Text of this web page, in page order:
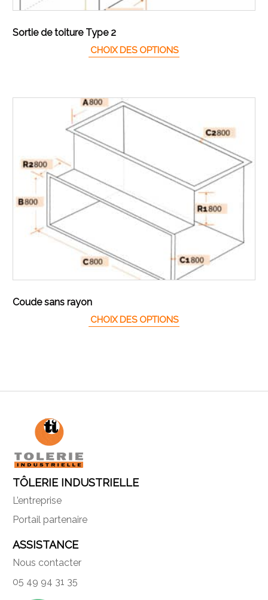
Sortie de toiture Type 2
CHOIX DES OPTIONS
Coude sans rayon
CHOIX DES OPTIONS
TÔLERIE INDUSTRIELLE
L’entreprise
Portail partenaire
ASSISTANCE
Nous contacter
05 49 94 31 35